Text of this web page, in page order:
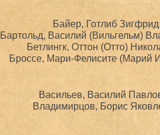
Байер, Готлиб
Бартольд, Василий (Вильгельм)
Бетлингк, Оттон (Отто)
Броссе, Мари-Фелисите (Марий
Васильев, Василий
Владимирцов, Борис